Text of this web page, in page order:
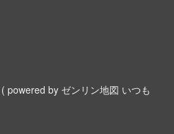
( powered by ゼンリン地図 いつも